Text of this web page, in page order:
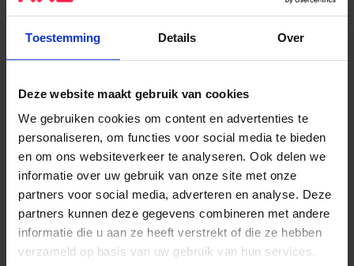
Toestemming Details Over
Deze website maakt gebruik van cookies
We gebruiken cookies om content en advertenties te
personaliseren, om functies voor social media te bieden
en om ons websiteverkeer te analyseren. Ook delen we
informatie over uw gebruik van onze site met onze
partners voor social media, adverteren en analyse. Deze
partners kunnen deze gegevens combineren met andere
informatie die u aan ze heeft verstrekt of die ze hebben
verzameld op basis van uw gebruik van hun services.
Stapje terug
Hoe zien wij onszelf als onderdeel van de wereld?